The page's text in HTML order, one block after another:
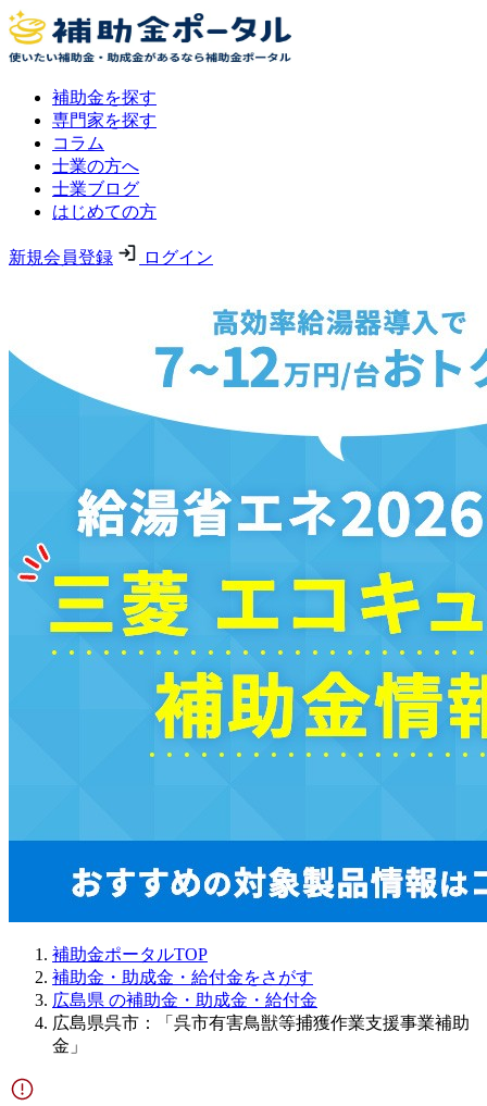
補助金を探す
専門家を探す
コラム
士業の方へ
士業ブログ
はじめての方
新規会員登録 ログイン
補助金ポータルTOP
補助金・助成金・給付金をさがす
広島県 の補助金・助成金・給付金
広島県呉市：「呉市有害鳥獣等捕獲作業支援事業補助
金」